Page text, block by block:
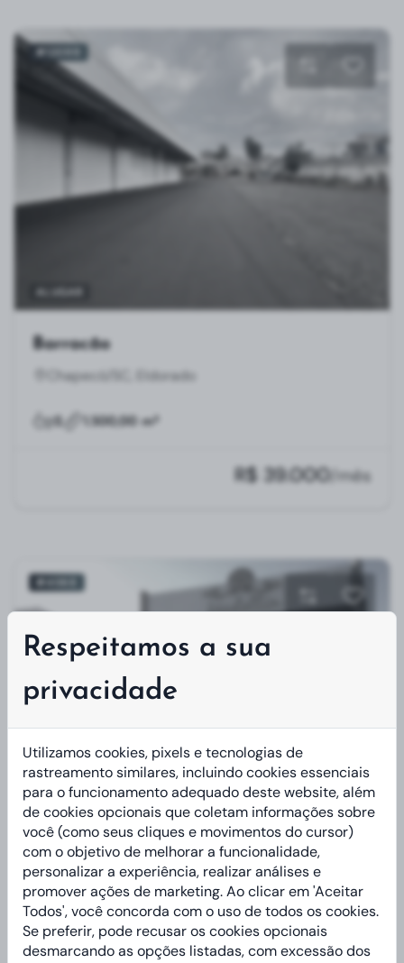
ALUGAR
Barracão
Chapecó/SC, Eldorado
1.500,00 m²
R$ 39.000/mês
COMPRAR
Barracão
Chapecó/SC, Eldorado
8 10
Respeitamos a sua
privacidade
Utilizamos cookies, pixels e tecnologias de
rastreamento similares, incluindo cookies essenciais
para o funcionamento adequado deste website, além
de cookies opcionais que coletam informações sobre
você (como seus cliques e movimentos do cursor)
com o objetivo de melhorar a funcionalidade,
personalizar a experiência, realizar análises e
promover ações de marketing. Ao clicar em 'Aceitar
Todos', você concorda com o uso de todos os cookies.
Se preferir, pode recusar os cookies opcionais
desmarcando as opções listadas, com excessão dos